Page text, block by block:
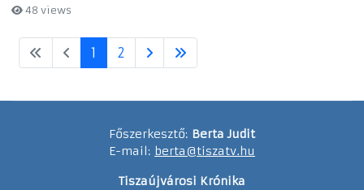
48 views
1 2
Főszerkesztő: Berta Judit
E-mail: berta@tiszatv.hu
Tiszaújvárosi Krónika